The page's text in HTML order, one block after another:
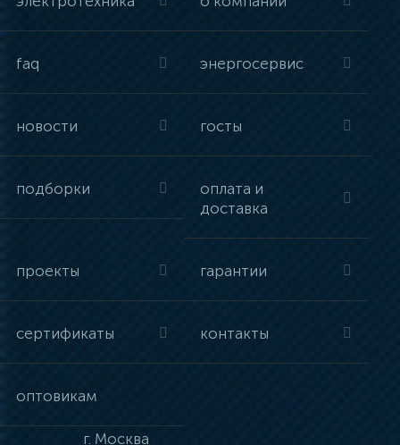
faq энергосервис
новости госты
подборки
оплата и
доставка
проекты гарантии
сертификаты контакты
оптовикам
г. Москва